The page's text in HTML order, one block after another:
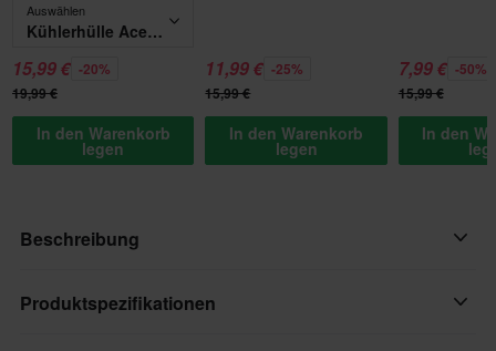
Auswählen
Kühlerhülle Acerbis U-Ret Schwarz
15,99 € -20%
19,99 €
In den Warenkorb
legen
11,99 € -25%
15,99 €
In den Warenkorb
legen
7,99 € -50%
15,99 €
In den
Beschreibung
Hiermit erhält der Kühler etwas Farbe! Der Kühler ist ein
Produktspezifikationen